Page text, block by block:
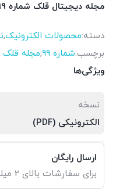
مجله دیجیتال قلک شماره 99
دسته:محصولات الکترونیک,
برچسب:شماره 99 ,مجله قلک
ویژگی‌ها
نسخه
الکترونیکی (PDF)
ارسال رایگان
برای سفارشات بالای 2 میلیون تومان